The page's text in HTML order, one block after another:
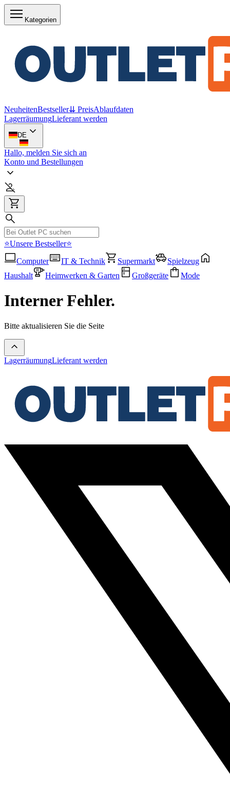
Kategorien
NeuheitenBestseller⇊ PreisAblaufdaten
LagerräumungLieferant werden
DE
Hallo, melden Sie sich an
Konto und Bestellungen
⭐Unsere Bestseller⭐
Computer
IT & Technik Supermarkt
Spielzeug
Haushalt
Heimwerken & Garten Großgeräte Mode
Interner Fehler.
Bitte aktualisieren Sie die Seite
LagerräumungLieferant werden